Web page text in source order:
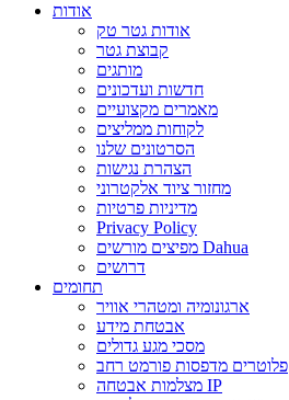
אודות
אודות גטר טק
קבוצת גטר
מותגים
חדשות ועדכונים
מאמרים מקצועיים
לקוחות ממליצים
הסרטונים שלנו
הצהרת נגישות
מחזור ציוד אלקטרוני
מדיניות פרטיות
Privacy Policy
מפיצים מורשים Dahua
דרושים
תחומים
ארגונומיה ומטהרי אוויר
אבטחת מידע
מסכי מגע גדולים
פלוטרים מדפסות פורמט רחב
מצלמות אבטחה IP